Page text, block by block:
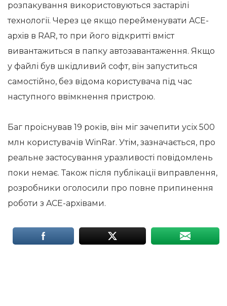
розпакування використовуються застарілі
технології. Через це якщо перейменувати ACE-
архів в RAR, то при його відкритті вміст
вивантажиться в папку автозавантаження. Якщо
у файлі був шкідливий софт, він запуститься
самостійно, без відома користувача під час
наступного ввімкнення пристрою.
Баг проіснував 19 років, він міг зачепити усіх 500
млн користувачів WinRar. Утім, зазначається, про
реальне застосування уразливості повідомлень
поки немає. Також після публікації виправлення,
розробники оголосили про повне припинення
роботи з ACE-архівами.